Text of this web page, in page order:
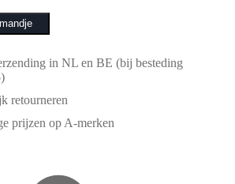
in NL en BE (bij besteding
retourneren
prijzen op A-merken